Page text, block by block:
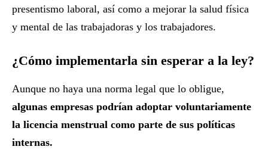
presentismo laboral, así como a mejorar la salud física
y mental de las trabajadoras y los trabajadores.
¿Cómo implementarla sin esperar a la ley?
Aunque no haya una norma legal que lo obligue,
algunas empresas podrían adoptar voluntariamente
la licencia menstrual como parte de sus políticas
internas.